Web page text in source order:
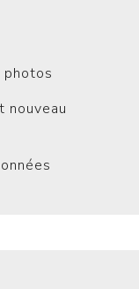
nouveau